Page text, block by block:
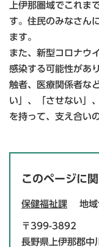
上伊那圏域でこれま
す。住民のみなさん
ます。
また、新型コロナウ
感染する可能性があ
触者、医療関係者な
い」、「させない」
を持って、支え合い
このページに
保健福祉課 地
〒399-3892
長野県上伊那郡中